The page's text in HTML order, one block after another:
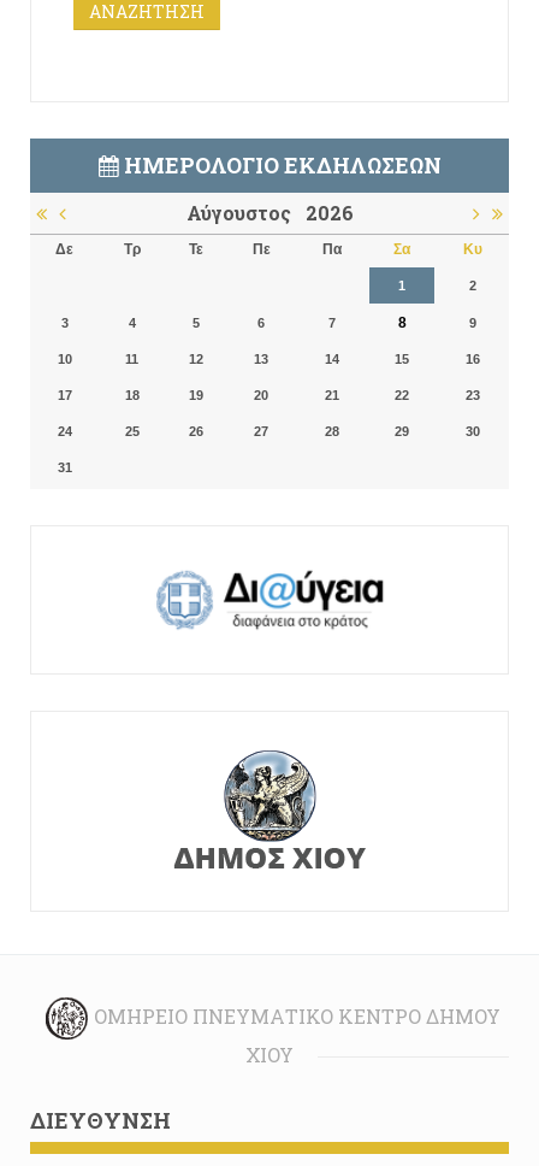
ΗΜΕΡΟΛΌΓΙΟ ΕΚΔΗΛΏΣΕΩΝ
Αύγουστος 2026
Δε Τρ Τε Πε Πα Σα Κυ
1 2
3 4 5 6 7 8 9
10 11 12 13 14 15 16
17 18 19 20 21 22 23
24 25 26 27 28 29 30
31
ΟΜΉΡΕΙΟ ΠΝΕΥΜΑΤΙΚΌ ΚΈΝΤΡΟ ΔΉΜΟΥ
ΧΊΟΥ
ΔΙΕΎΘΥΝΣΗ